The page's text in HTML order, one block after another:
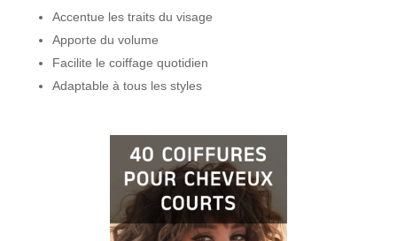
Accentue les traits du visage
Apporte du volume
Facilite le coiffage quotidien
Adaptable à tous les styles